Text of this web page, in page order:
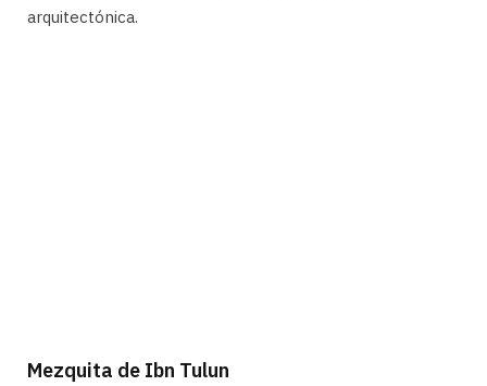
arquitectónica.
Mezquita de Ibn Tulun